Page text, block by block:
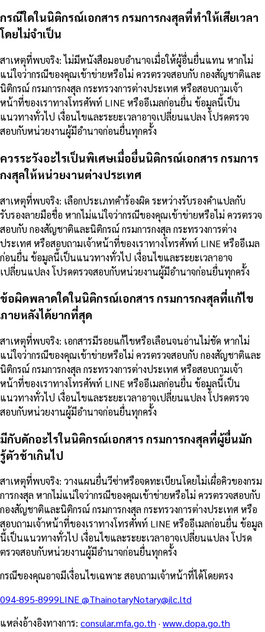
กรณีใดในนิติกรณ์เอกสาร กรมการกงสุลที่ทำให้เสียเวลา
โดยไม่จำเป็น
สาเหตุที่พบจริง: ไม่มีหนังสือมอบอำนาจเมื่อให้ผู้อื่นยื่นแทน หากไม่
แน่ใจว่ากรณีของคุณเข้าข่ายหรือไม่ ควรตรวจสอบกับ กองสัญชาติและ
นิติกรณ์ กรมการกงสุล กระทรวงการต่างประเทศ หรือสอบถามเจ้า
หน้าที่ของเราทางโทรศัพท์ LINE หรืออีเมลก่อนยื่น ข้อมูลนี้เป็น
แนวทางทั่วไป เงื่อนไขและระยะเวลาอาจเปลี่ยนแปลง โปรดตรวจ
สอบกับหน่วยงานผู้มีอำนาจก่อนยื่นทุกครั้ง
ควรระวังอะไรเป็นพิเศษเมื่อยื่นนิติกรณ์เอกสาร กรมการ
กงสุลให้หน่วยงานต่างประเทศ
สาเหตุที่พบจริง: เลือกประเภทคำร้องผิด ระหว่างรับรองคำแปลกับ
รับรองลายมือชื่อ หากไม่แน่ใจว่ากรณีของคุณเข้าข่ายหรือไม่ ควรตรวจ
สอบกับ กองสัญชาติและนิติกรณ์ กรมการกงสุล กระทรวงการต่าง
ประเทศ หรือสอบถามเจ้าหน้าที่ของเราทางโทรศัพท์ LINE หรืออีเมล
ก่อนยื่น ข้อมูลนี้เป็นแนวทางทั่วไป เงื่อนไขและระยะเวลาอาจ
เปลี่ยนแปลง โปรดตรวจสอบกับหน่วยงานผู้มีอำนาจก่อนยื่นทุกครั้ง
ข้อผิดพลาดใดในนิติกรณ์เอกสาร กรมการกงสุลที่แก้ไข
ภายหลังได้ยากที่สุด
สาเหตุที่พบจริง: เอกสารมีรอยแก้ไขหรือเลือนจนอ่านไม่ชัด หากไม่
แน่ใจว่ากรณีของคุณเข้าข่ายหรือไม่ ควรตรวจสอบกับ กองสัญชาติและ
นิติกรณ์ กรมการกงสุล กระทรวงการต่างประเทศ หรือสอบถามเจ้า
หน้าที่ของเราทางโทรศัพท์ LINE หรืออีเมลก่อนยื่น ข้อมูลนี้เป็น
แนวทางทั่วไป เงื่อนไขและระยะเวลาอาจเปลี่ยนแปลง โปรดตรวจ
สอบกับหน่วยงานผู้มีอำนาจก่อนยื่นทุกครั้ง
มีกับดักอะไรในนิติกรณ์เอกสาร กรมการกงสุลที่ผู้ยื่นมัก
รู้ตัวช้าเกินไป
สาเหตุที่พบจริง: วางแผนยื่นวีซ่าหรือจดทะเบียนโดยไม่เผื่อคิวของกรม
การกงสุล หากไม่แน่ใจว่ากรณีของคุณเข้าข่ายหรือไม่ ควรตรวจสอบกับ
กองสัญชาติและนิติกรณ์ กรมการกงสุล กระทรวงการต่างประเทศ หรือ
สอบถามเจ้าหน้าที่ของเราทางโทรศัพท์ LINE หรืออีเมลก่อนยื่น ข้อมูล
นี้เป็นแนวทางทั่วไป เงื่อนไขและระยะเวลาอาจเปลี่ยนแปลง โปรด
ตรวจสอบกับหน่วยงานผู้มีอำนาจก่อนยื่นทุกครั้ง
กรณีของคุณอาจมีเงื่อนไขเฉพาะ สอบถามเจ้าหน้าที่ได้โดยตรง
094-895-8999LINE@ThainotaryNotary@ilc.ltd
แหล่งอ้างอิงทางการ: consular.mfa.go.th · www.dopa.go.th